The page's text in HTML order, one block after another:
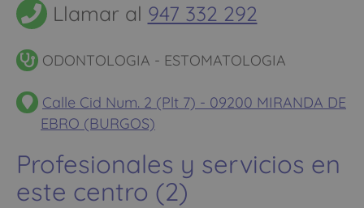
Llamar al 947 332 292
ODONTOLOGIA - ESTOMATOLOGIA
Calle Cid Num. 2 (Plt 7) - 09200 MIRANDA DE
EBRO (BURGOS)
Profesionales y servicios en
este centro (2)